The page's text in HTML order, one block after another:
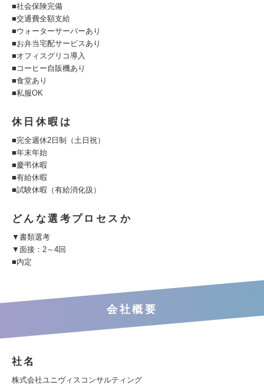
■社会保険完備
■交通費全額支給
■ウォーターサーバーあり
■お弁当宅配サービスあり
■オフィスグリコ導入
■コーヒー自販機あり
■食堂あり
■私服OK
休日休暇は
■完全週休2日制（土日祝）
■年末年始
■慶弔休暇
■有給休暇
■試験休暇（有給消化扱）
どんな選考プロセスか
▼書類選考
▼面接：2～4回
■内定
会社概要
社名
株式会社ユニヴィスコンサルティング